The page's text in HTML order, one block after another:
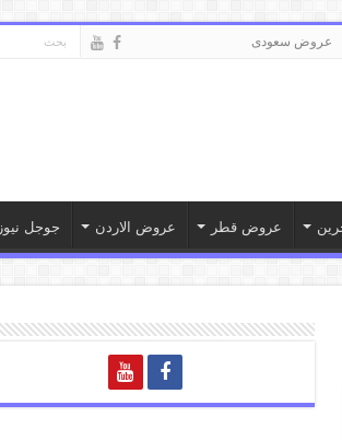
عروض سعودى
عروض قطر عروض الاردن جوجل نيوز